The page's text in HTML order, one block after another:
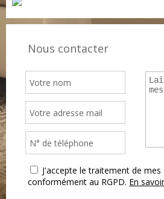
Nous contacter
J'accepte le traitement de
conformément au RGPD. En